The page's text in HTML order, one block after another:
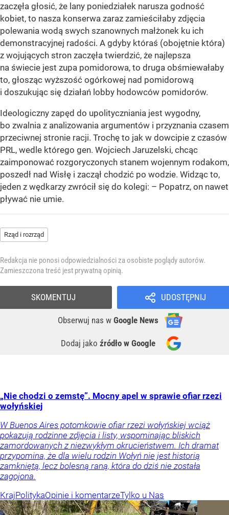
zaczęła głosić, że lany poniedziałek narusza godność
kobiet, to nasza konserwa zaraz zamieściłaby zdjęcia
polewania wodą swych szanownych małżonek ku ich
demonstracyjnej radości. A gdyby któraś (obojętnie która)
z wojujących stron zaczęła twierdzić, że najlepsza
na świecie jest zupa pomidorowa, to druga obśmiewałaby
to, głosząc wyższość ogórkowej nad pomidorową
i doszukując się działań lobby hodowców pomidorów.
Ideologiczny zapęd do upolityczniania jest wygodny,
bo zwalnia z analizowania argumentów i przyznania czasem
przeciwnej stronie racji. Trochę to jak w dowcipie z czasów
PRL, wedle którego gen. Wojciech Jaruzelski, chcąc
zaimponować rozgoryczonych stanem wojennym rodakom,
poszedł nad Wisłę i zaczął chodzić po wodzie. Widząc to,
jeden z wędkarzy zwrócił się do kolegi: – Popatrz, on nawet
pływać nie umie.
Rząd i rozrząd
Redakcja nie ponosi odpowiedzialności za osobiste poglądy autorów.
Zamieszczona treść jest prywatną opinią.
UDOSTĘPNIJ
Obserwuj nas w Google News
Dodaj jako źródło w Google
SKOMENTUJ
„Nie chodzi o zemstę”. Mocny apel w sprawie ofiar rzezi
wołyńskiej
W Buenos Aires potomkowie ofiar rzezi wołyńskiej wciąż
pokazują rodzinne zdjęcia i listy, wspominając bliskich
zamordowanych z niezwykłym okrucieństwem. Ich dramat
przypomina, że dla wielu rodzin Wołyń nie jest historią
zamkniętą, lecz bolesną raną, która do dziś nie została
zagojona.
KrajPolitykaOpinie i komentarzeTylko u Nas